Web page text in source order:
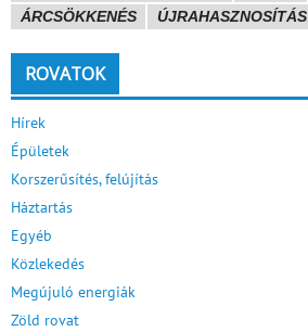
ÁRCSÖKKENÉS
ÚJRAHASZNOSÍTÁS
ROVATOK
Hírek
Épületek
Korszerűsítés, felújítás
Háztartás
Egyéb
Közlekedés
Megújuló energiák
Zöld rovat